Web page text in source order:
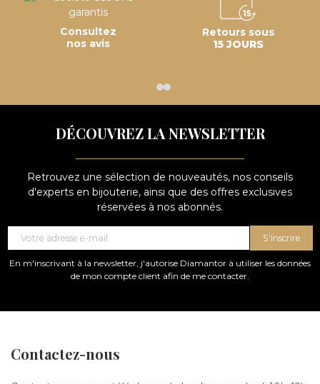
Consultez
nos avis
Retours sous
15 JOURS
DÉCOUVREZ LA NEWSLETTER
Retrouvez une sélection de nouveautés, nos conseils
d'experts en bijouterie, ainsi que des offres exclusives
réservées à nos abonnés.
S'inscrire
En m'inscrivant à la newsletter, j'autorise Diamantor à utiliser les données
de mon compte client afin de me contacter.
Contactez-nous